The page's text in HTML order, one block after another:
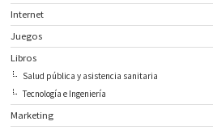
Internet
Juegos
Libros
Salud pública y asistencia sanitaria
Tecnología e Ingeniería
Marketing